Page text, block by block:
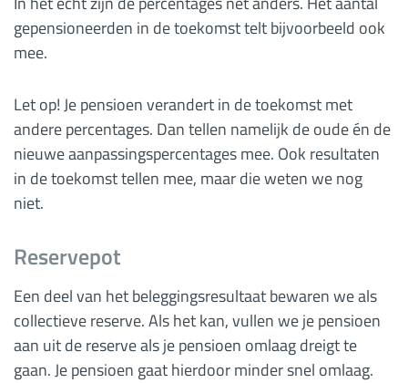
gepensioneerden in de toekomst telt bijvoorbeeld ook
mee.
Let op! Je pensioen verandert in de toekomst met
andere percentages. Dan tellen namelijk de oude én de
nieuwe aanpassingspercentages mee. Ook resultaten
in de toekomst tellen mee, maar die weten we nog
niet.
Reservepot
Een deel van het beleggingsresultaat bewaren we als
collectieve reserve. Als het kan, vullen we je pensioen
aan uit de reserve als je pensioen omlaag dreigt te
gaan. Je pensioen gaat hierdoor minder snel omlaag.